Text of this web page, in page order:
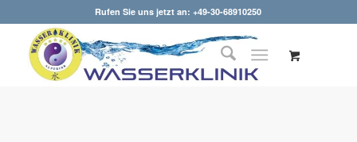
Rufen Sie uns jetzt an: +49-30-68910250